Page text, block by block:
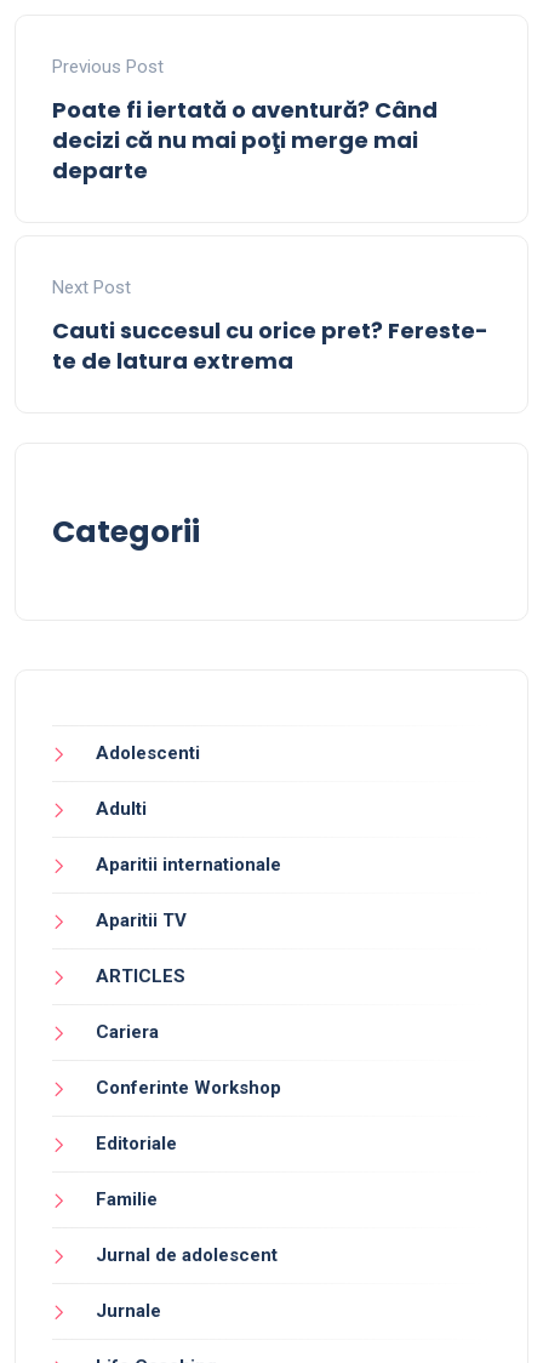
Previous Post
Poate fi iertată o aventură? Când
decizi că nu mai poţi merge mai
departe
Next Post
Cauti succesul cu orice pret? Fereste-
te de latura extrema
Categorii
Adolescenti
Adulti
Aparitii internationale
Aparitii TV
ARTICLES
Cariera
Conferinte Workshop
Editoriale
Familie
Jurnal de adolescent
Jurnale